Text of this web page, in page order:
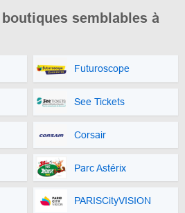
semblables à
Futuroscope
See Tickets
Corsair
Parc Astérix
PARISCityVISION